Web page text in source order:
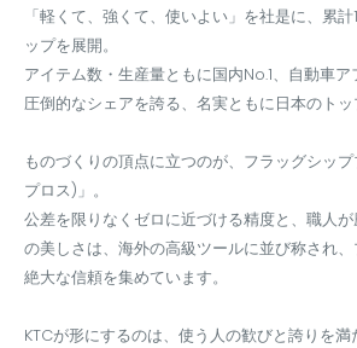
「軽くて、強くて、使いよい」を社是に、累
ップを展開。
アイテム数・生産量ともに国内No.1、自動車
圧倒的なシェアを誇る、名実ともに日本のトッ
ものづくりの頂点に立つのが、フラッグシッ
プロス)」。
公差を限りなくゼロに近づける精度と、職人
の美しさは、海外の高級ツールに並び称され
絶大な信頼を集めています。
KTCが形にするのは、使う人の歓びと誇りを